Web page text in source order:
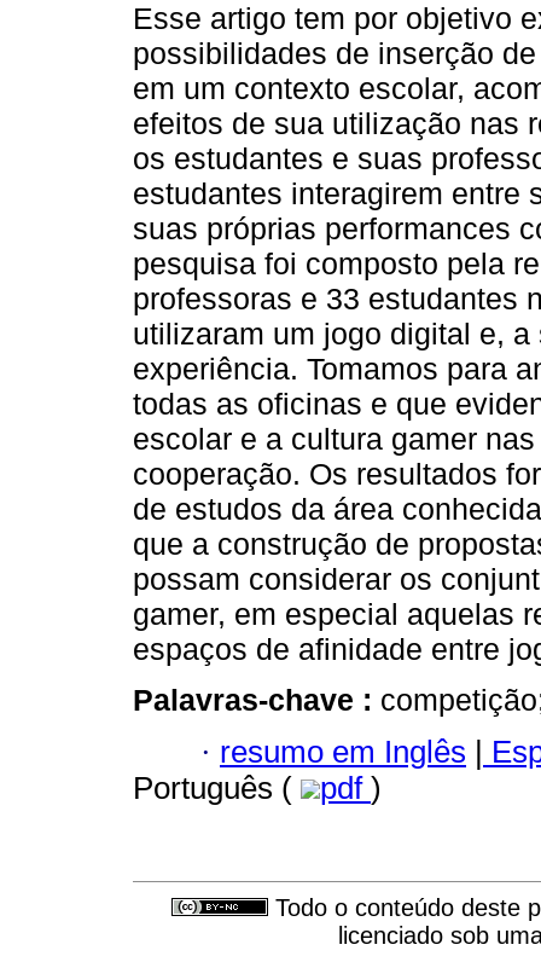
Esse artigo tem por objetivo
possibilidades de inserção
em um contexto escolar,
efeitos de sua utilização nas
os estudantes e suas
estudantes interagirem entre
suas próprias performances
pesquisa foi composto pela
professoras e 33 estudantes
utilizaram um jogo digital e,
experiência. Tomamos para
todas as oficinas e que
escolar e a cultura gamer
cooperação. Os resultados
de estudos da área
que a construção de
possam considerar os
gamer, em especial aquelas
espaços de afinidade entre
Palavras-chave :
· resumo em Inglês |
Português (
pdf )
Todo o conteúdo deste
licenciado sob